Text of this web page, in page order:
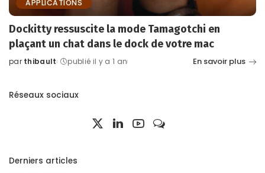
APPLICATIONS
Dockitty ressuscite la mode Tamagotchi en
plaçant un chat dans le dock de votre mac
Posted
par thibault publié il y a 1 an En savoir plus
Réseaux sociaux
Derniers articles